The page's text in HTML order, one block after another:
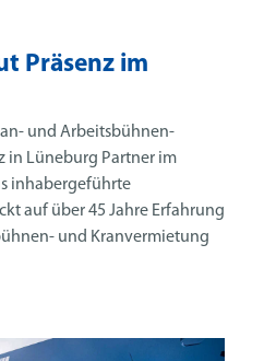
Präsenz im
und Arbeitsbühnen-
in Lüneburg Partner im
inhabergeführte
auf über 45 Jahre Erfahrung
und Kranvermietung